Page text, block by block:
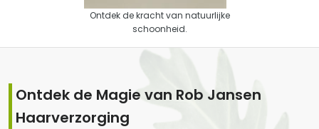
Ontdek de kracht van natuurlijke
schoonheid.
Ontdek de Magie van Rob Jansen
Haarverzorging